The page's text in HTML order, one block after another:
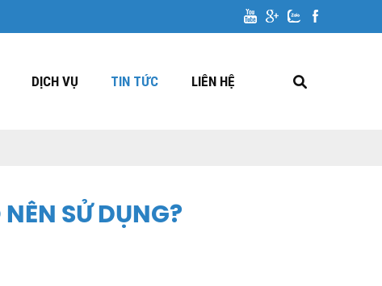
DỊCH VỤ TIN TỨC LIÊN HỆ
SỬ DỤNG?